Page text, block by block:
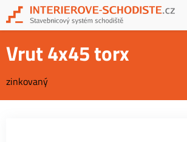
Vrut 4x45 torx
zinkovaný